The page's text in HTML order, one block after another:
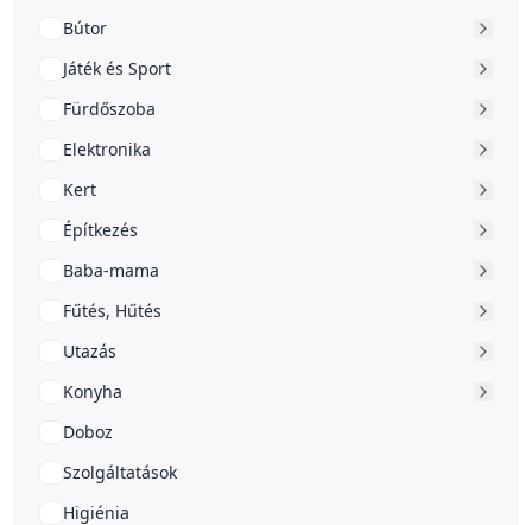
Bútor
Játék és Sport
Fürdőszoba
Elektronika
Kert
Építkezés
Baba-mama
Fűtés, Hűtés
Utazás
Konyha
Doboz
Szolgáltatások
Higiénia